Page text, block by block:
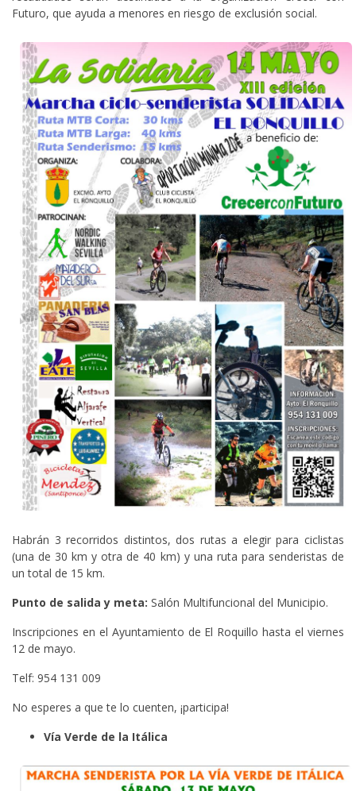
Futuro, que ayuda a menores en riesgo de exclusión social.
Habrán 3 recorridos distintos, dos rutas a elegir para ciclistas
(una de 30 km y otra de 40 km) y una ruta para senderistas de
un total de 15 km.
Punto de salida y meta: Salón Multifuncional del Municipio.
Inscripciones en el Ayuntamiento de El Roquillo hasta el viernes
12 de mayo.
Telf: 954 131 009
No esperes a que te lo cuenten, ¡participa!
Vía Verde de la Itálica